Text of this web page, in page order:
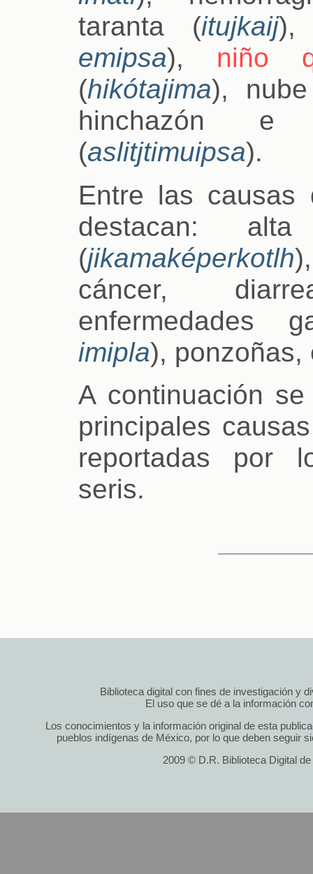
taranta (itujkaij),
emipsa), niño
(hikótajima),
hinchazón
(aslitjtimuipsa).
Entre las causas
destacan: alta
(jikamaképerkotlh
cáncer,
enfermedades
imipla), ponzoñas,
A continuación
principales
reportadas por
seris.
Biblioteca digital con fines de investigación y
El uso que se dé a la información
Los conocimientos y la información original de esta
pueblos indígenas de México, por lo que deben seguir
2009 © D.R. Biblioteca Digital